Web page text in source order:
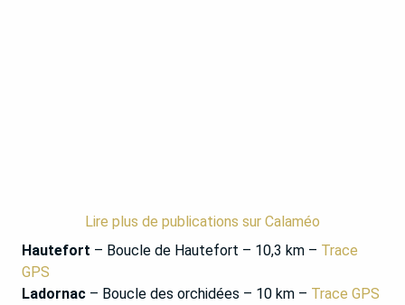
Lire plus de publications sur Calaméo
Hautefort – Boucle de Hautefort – 10,3 km – Trace
GPS
Ladornac – Boucle des orchidées – 10 km – Trace GPS